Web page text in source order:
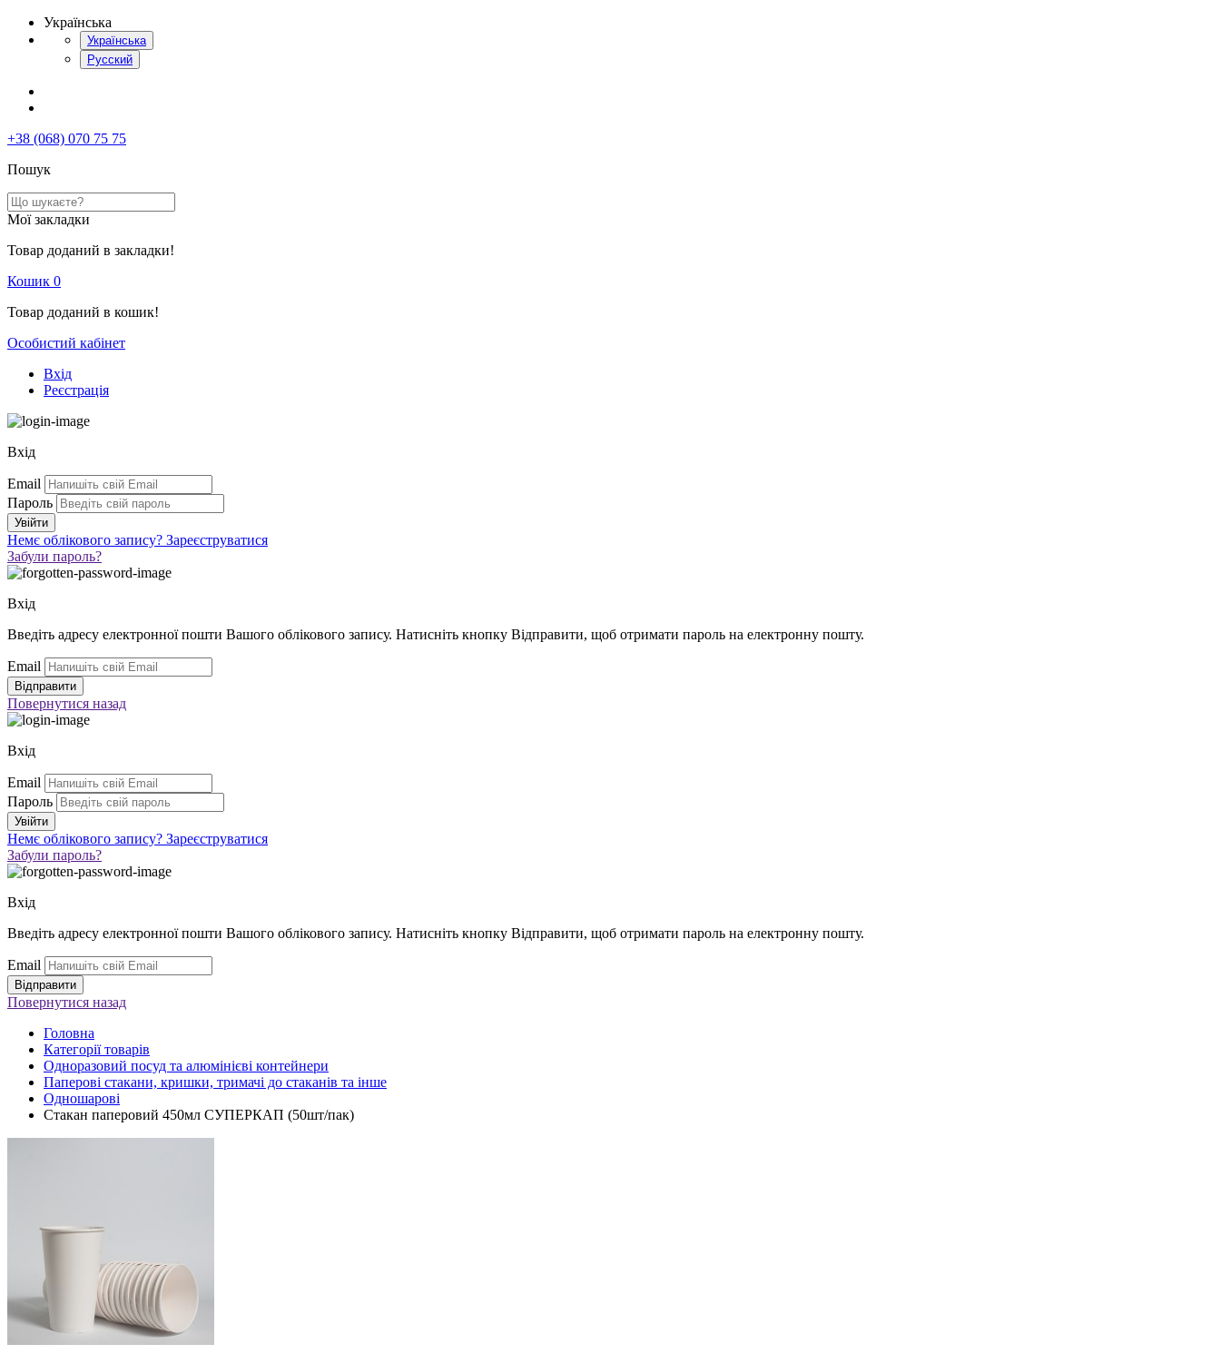
Українська
Українська
Русский
+38 (068) 070 75 75
Пошук
Мої закладки
Товар доданий в закладки!
Кошик 0
Товар доданий в кошик!
Особистий кабінет
Вхід
Реєстрація
Вхід
Email
Пароль
Немє облікового запису? Зареєструватися
Забули пароль?
Вхід
Введіть адресу електронної пошти Вашого облікового запису. Натисніть кнопку Відправити, щоб отримати пароль на електронну пошту.
Email
Повернутися назад
Вхід
Email
Пароль
Немє облікового запису? Зареєструватися
Забули пароль?
Вхід
Введіть адресу електронної пошти Вашого облікового запису. Натисніть кнопку Відправити, щоб отримати пароль на електронну пошту.
Email
Повернутися назад
Головна
Категорії товарів
Одноразовий посуд та алюмінієві контейнери
Паперові стакани, кришки, тримачі до стаканів та інше
Одношарові
Стакан паперовий 450мл СУПЕРКАП (50шт/пак)